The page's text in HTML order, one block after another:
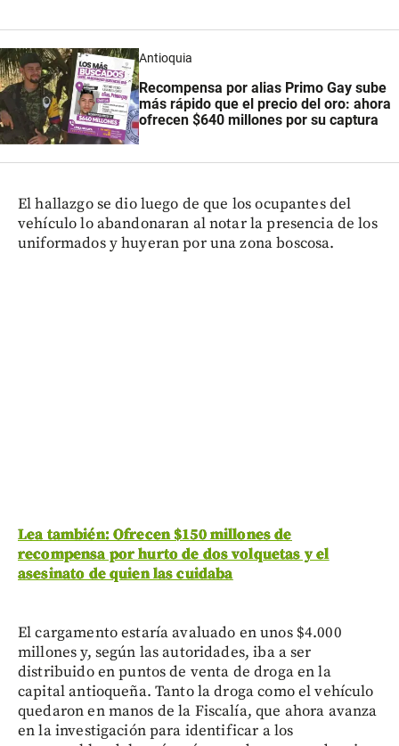
Antioquia
Recompensa por alias Primo Gay sube
más rápido que el precio del oro: ahora
ofrecen $640 millones por su captura
El hallazgo se dio luego de que los ocupantes del
vehículo lo abandonaran al notar la presencia de los
uniformados y huyeran por una zona boscosa.
Lea también: Ofrecen $150 millones de
recompensa por hurto de dos volquetas y el
asesinato de quien las cuidaba
El cargamento estaría avaluado en unos $4.000
millones y, según las autoridades, iba a ser
distribuido en puntos de venta de droga en la
capital antioqueña. Tanto la droga como el vehículo
quedaron en manos de la Fiscalía, que ahora avanza
en la investigación para identificar a los